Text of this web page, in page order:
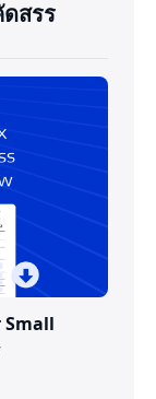
สรร
Small